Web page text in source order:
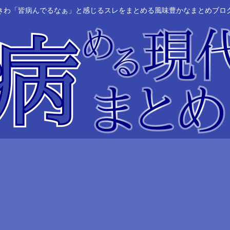
わ「皆病んでるなぁ」と感じるスレをまとめる風味豊かなまとめブロ